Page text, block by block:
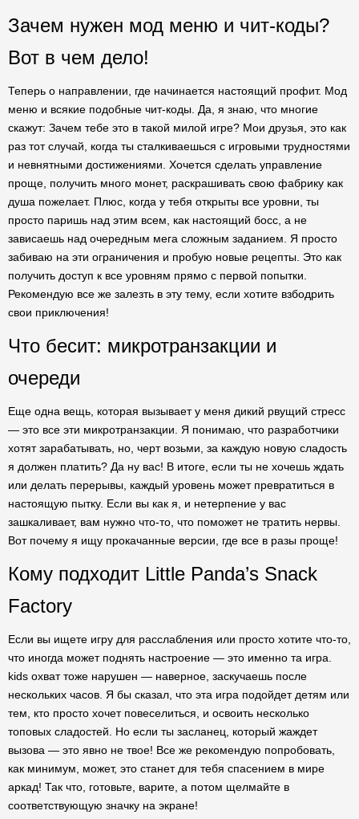
Зачем нужен мод меню и чит-коды?
Вот в чем дело!
Теперь о направлении, где начинается настоящий профит. Мод
меню и всякие подобные чит-коды. Да, я знаю, что многие
скажут: Зачем тебе это в такой милой игре? Мои друзья, это как
раз тот случай, когда ты сталкиваешься с игровыми трудностями
и невнятными достижениями. Хочется сделать управление
проще, получить много монет, раскрашивать свою фабрику как
душа пожелает. Плюс, когда у тебя открыты все уровни, ты
просто паришь над этим всем, как настоящий босс, а не
зависаешь над очередным мега сложным заданием. Я просто
забиваю на эти ограничения и пробую новые рецепты. Это как
получить доступ к все уровням прямо с первой попытки.
Рекомендую все же залезть в эту тему, если хотите взбодрить
свои приключения!
Что бесит: микротранзакции и
очереди
Еще одна вещь, которая вызывает у меня дикий рвущий стресс
— это все эти микротранзакции. Я понимаю, что разработчики
хотят зарабатывать, но, черт возьми, за каждую новую сладость
я должен платить? Да ну вас! В итоге, если ты не хочешь ждать
или делать перерывы, каждый уровень может превратиться в
настоящую пытку. Если вы как я, и нетерпение у вас
зашкаливает, вам нужно что-то, что поможет не тратить нервы.
Вот почему я ищу прокачанные версии, где все в разы проще!
Кому подходит Little Panda’s Snack
Factory
Если вы ищете игру для расслабления или просто хотите что-то,
что иногда может поднять настроение — это именно та игра.
kids охват тоже нарушен — наверное, заскучаешь после
нескольких часов. Я бы сказал, что эта игра подойдет детям или
тем, кто просто хочет повеселиться, и освоить несколько
топовых сладостей. Но если ты засланец, который жаждет
вызова — это явно не твое! Все же рекомендую попробовать,
как минимум, может, это станет для тебя спасением в мире
аркад! Так что, готовьте, варите, а потом щелмайте в
соответствующую значку на экране!